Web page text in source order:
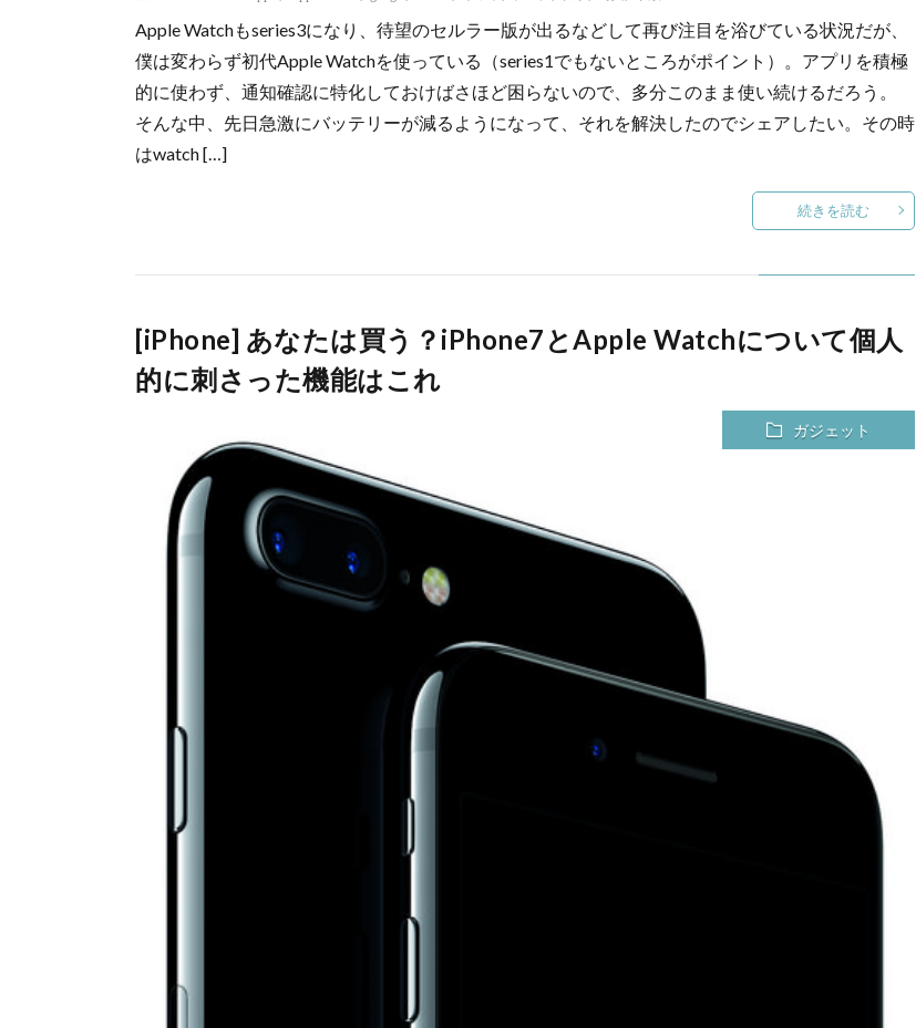
Apple Watchもseries3になり、待望のセルラー版が出るなどして再び注目を浴びている状況だが、
僕は変わらず初代Apple Watchを使っている（series1でもないところがポイント）。アプリを積極
的に使わず、通知確認に特化しておけばさほど困らないので、多分このまま使い続けるだろう。
そんな中、先日急激にバッテリーが減るようになって、それを解決したのでシェアしたい。その時
はwatch […]
続きを読む
[iPhone] あなたは買う？iPhone7とApple Watchについて個人
的に刺さった機能はこれ
ガジェット